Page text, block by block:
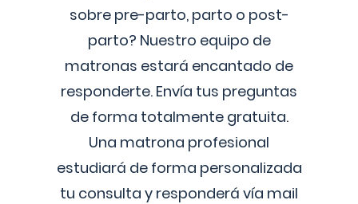
sobre pre-parto, parto o post-
parto? Nuestro equipo de
matronas estará encantado de
responderte. Envía tus preguntas
de forma totalmente gratuita.
Una matrona profesional
estudiará de forma personalizada
tu consulta y responderá vía mail